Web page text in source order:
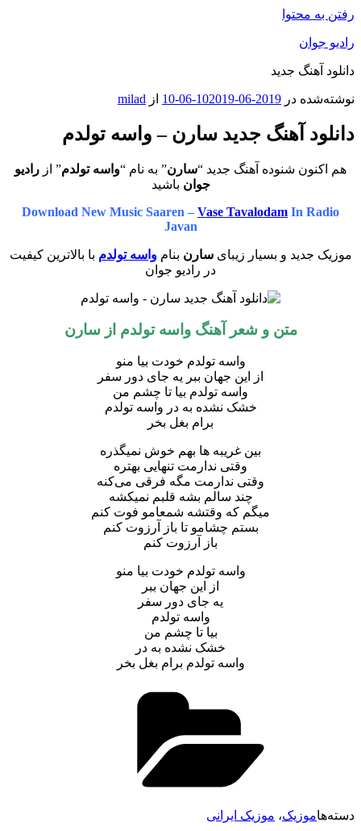
رفتن به محتوا
رادیو جوان
دانلود آهنگ جدید
نوشته‌شده در 2019-06-10
2019-06-10 از milad
دانلود آهنگ جدید سارن – واسه تولدم
هم اکنون شنوده آهنگ جدید “سارن” به نام “واسه تولدم” از رادیو
جوان باشید
Download New Music Saaren – Vase Tavalodam In Radio
Javan
موزیک جدید و بسیار زیبایسارن بنامواسه تولدم با بالاترین کیفیت
در رادیو جوان
متن و شعر آهنگ واسه تولدم از سارن
واسه تولدم خودت بیا منو
از این جهان ببر یه جای دور سفر
واسه تولدم بیا تا چشم من
خشک نشده به در واسه تولدم
برام بغل بخر
بین غریبه‌ ها بهم خوش نمیگذره
وقتی‌ ندارمت تنهایی بهتره
وقتی‌ ندارمت مگه فرقی‌ می‌کنه
چند سالم بشه قلبم نمیکشه
میگم که وقتشه شمعامو فوت کنم
بستم چشامو تا باز آرزوت کنم
باز آرزوت کنم
واسه تولدم خودت بیا منو
از این جهان ببر
یه جای دور سفر
واسه تولدم
بیا تا چشم من
خشک نشده به در
واسه تولدم برام بغل بخر
دسته‌هاموزیک، موزیک ایرانی